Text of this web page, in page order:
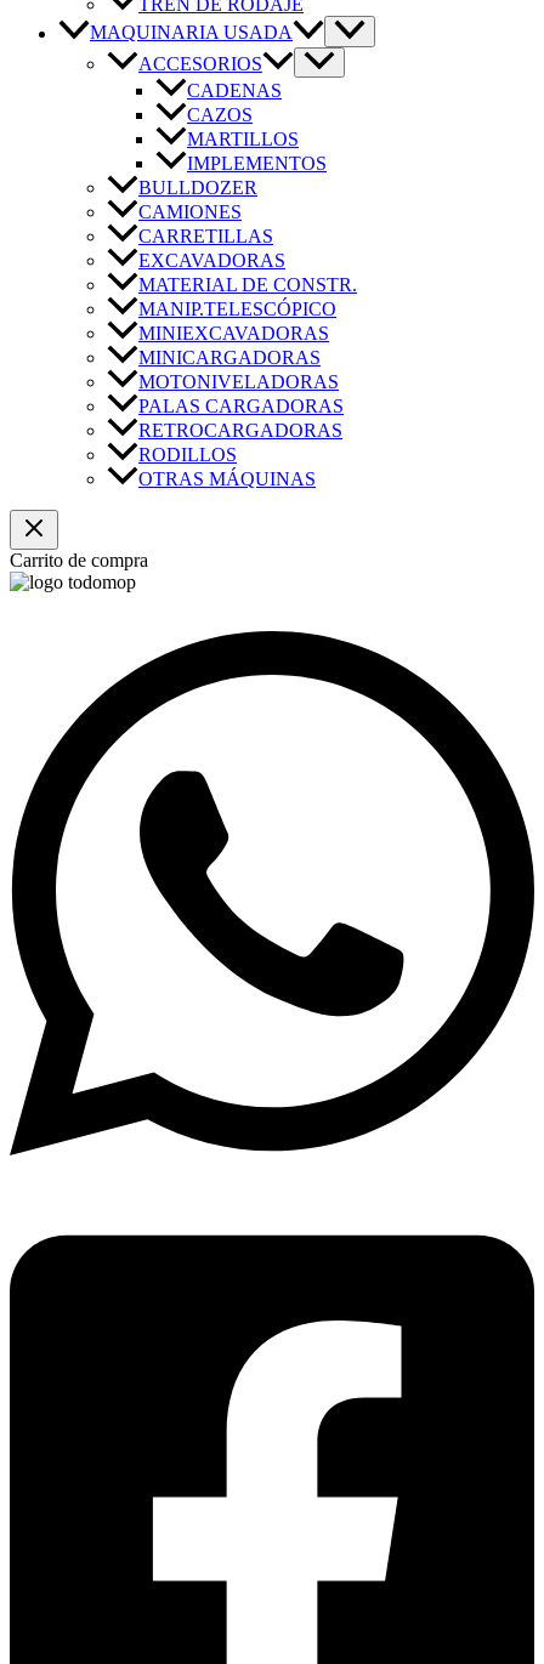
TREN DE RODAJE
MAQUINARIA USADA
ACCESORIOS
CADENAS
CAZOS
MARTILLOS
IMPLEMENTOS
BULLDOZER
CAMIONES
CARRETILLAS
EXCAVADORAS
MATERIAL DE CONSTR.
MANIP.TELESCÓPICO
MINIEXCAVADORAS
MINICARGADORAS
MOTONIVELADORAS
PALAS CARGADORAS
RETROCARGADORAS
RODILLOS
OTRAS MÁQUINAS
Carrito de compra